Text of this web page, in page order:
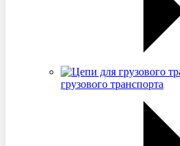
грузового транспорта